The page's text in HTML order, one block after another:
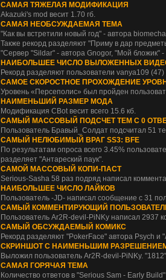
САМАЯ ТЯЖЕЛАЯ МОДИФИКАЦИЯ
Akazuki's mod весит 1.70 гб.
САМАЯ НЕОБСУЖДАЕМАЯ ТЕМА
"Как вы встретили новый год" - автора
Также рекорд разделяют "Приму в дар
"Сервер "Sildar" - автора Gnogor, "Мой бложик" -
НАИБОЛЬШЕЕ ЧИСЛО ВЫЛОЖЕННЫХ
Рекорд разделяют пользователи vanya109
САМОЕ СКОРОСТНОЕ ПРОХОЖДЕНИЕ УРОВНЯ
Уровень «Персеполис» был пройден
НАИМЕНЬШИЙ РАЗМЕР МОДА
Модификация CBot весит всего 15.6 кб.
САМЫЙ МАССОВЫЙ ПОДСЧЕТ ТЕМ С 0
Пользователь Бравый_Солдат подсчитал 51
САМЫЙ НЕЛЮБИМЫЙ ВРАГ SS3: BFE
По результатам опроса всего 3.45%
разделяет "Антареский паук".
САМОЙ МАССОВЫЙ КОПИ-ПАСТ
Serious-Sasha 58 раз подряд написал
НАИБОЛЬШЕЕ ЧИСЛО ЛАЙКОВ
Пользователь -JD- написал сообщение с 31
САМЫЙ КОММЕНТИРУЮЩИЙ
Пользователь Ar2R-devil-PiNKy написал 2937
САМЫЙ ОБСУЖДАЕМЫЙ КОМИКС
Рекорд разделяют "PokerFace" автора Psych
СКРИНШОТ С НАИМЕНЬШИМ
Выложил пользователь Ar2R-devil-PiNKy.
САМАЯ ГОРЯЧАЯ ТЕМА
Количество ответов в "Serious Sam - Early